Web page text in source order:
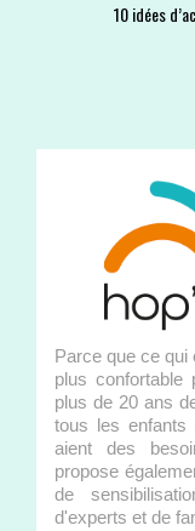
10 idées
Parce que ce
plus confortable
plus de 20 ans
tous les enfants
aient des
propose
de
d'experts et de